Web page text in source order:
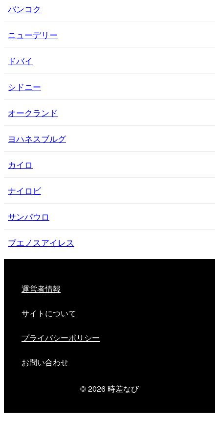
バンコク
ニューデリー
ドバイ
シドニー
オークランド
ヨハネスブルグ
カイロ
ナイロビ
サンパウロ
ブエノスアイレス
運営者情報
サイトについて
プライバシーポリシー
お問い合わせ
© 2026 時差なび